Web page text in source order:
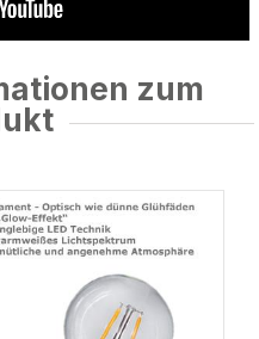
zum